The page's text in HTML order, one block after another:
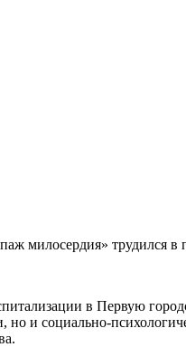
милосердия» трудился в
в Первую
и социально-